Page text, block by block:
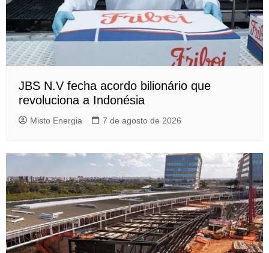
JBS N.V fecha acordo bilionário que
revoluciona a Indonésia
Misto Energia 7 de agosto de 2026